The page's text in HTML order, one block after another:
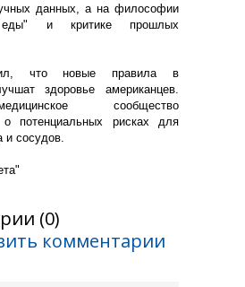
данных, а на философии
еды" и критике прошлых
что новые правила в
здоровье американцев.
сообщество
о потенциальных рисках для
и сосудов.
(0)
комментарии